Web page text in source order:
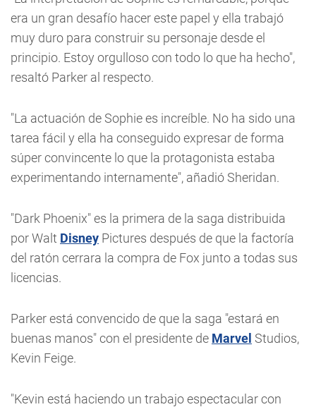
era un gran desafío hacer este papel y ella trabajó
muy duro para construir su personaje desde el
principio. Estoy orgulloso con todo lo que ha hecho",
resaltó Parker al respecto.
"La actuación de Sophie es increíble. No ha sido una
tarea fácil y ella ha conseguido expresar de forma
súper convincente lo que la protagonista estaba
experimentando internamente", añadió Sheridan.
"Dark Phoenix" es la primera de la saga distribuida
por Walt Disney Pictures después de que la factoría
del ratón cerrara la compra de Fox junto a todas sus
licencias.
Parker está convencido de que la saga "estará en
buenas manos" con el presidente de Marvel Studios,
Kevin Feige.
"Kevin está haciendo un trabajo espectacular con